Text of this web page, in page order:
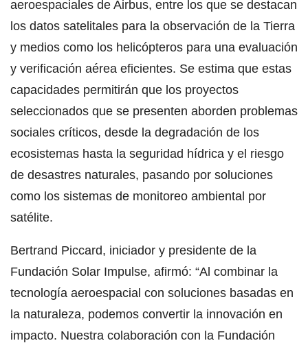
aeroespaciales de Airbus, entre los que se destacan
los datos satelitales para la observación de la Tierra
y medios como los helicópteros para una evaluación
y verificación aérea eficientes. Se estima que estas
capacidades permitirán que los proyectos
seleccionados que se presenten aborden problemas
sociales críticos, desde la degradación de los
ecosistemas hasta la seguridad hídrica y el riesgo
de desastres naturales, pasando por soluciones
como los sistemas de monitoreo ambiental por
satélite.
Bertrand Piccard, iniciador y presidente de la
Fundación Solar Impulse, afirmó: “Al combinar la
tecnología aeroespacial con soluciones basadas en
la naturaleza, podemos convertir la innovación en
impacto. Nuestra colaboración con la Fundación